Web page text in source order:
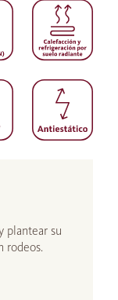
plantear su
rodeos.